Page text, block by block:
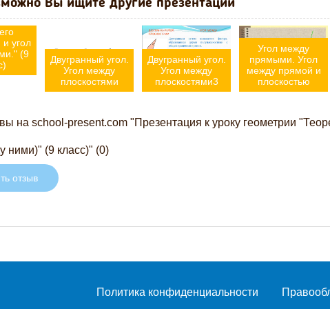
Вы ищите другие презентации
и угол
(9
Двугранный угол.
Угол между
плоскостями
Двугранный угол.
Угол между
плоскостями3
Угол между
прямыми. Угол
между прямой и
плоскостью
на school-present.com "Презентация к уроку геометрии
ними)" (9 класс)" (0)
отзыв
Политика конфиденциальности